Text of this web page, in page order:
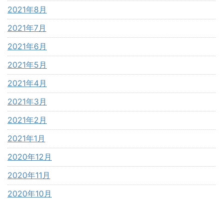
2021年8月
2021年7月
2021年6月
2021年5月
2021年4月
2021年3月
2021年2月
2021年1月
2020年12月
2020年11月
2020年10月